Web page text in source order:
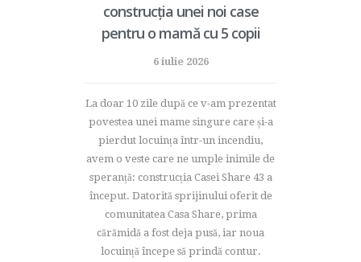
construcția unei noi case
pentru o mamă cu 5 copii
6 iulie 2026
La doar 10 zile după ce v-am prezentat
povestea unei mame singure care și-a
pierdut locuința într-un incendiu,
avem o veste care ne umple inimile de
speranță: construcția Casei Share 43 a
început. Datorită sprijinului oferit de
comunitatea Casa Share, prima
cărămidă a fost deja pusă, iar noua
locuință începe să prindă contur.